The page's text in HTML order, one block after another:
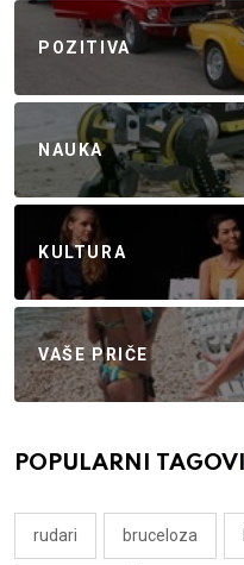
POZITIVA
NAUKA
KULTURA
VAŠE PRIČE
POPULARNI TAGOVI
rudari bruceloza